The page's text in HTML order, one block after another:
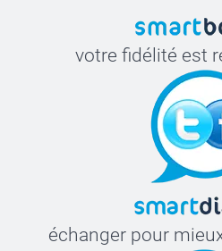
votre fidélité est
échanger pour